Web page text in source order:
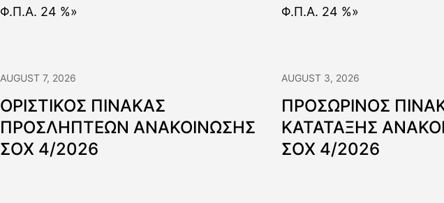
AUGUST 7, 2026
ΟΡΙΣΤΙΚΟΣ ΠΙΝΑΚΑΣ
ΠΡΟΣΛΗΠΤΕΩΝ ΑΝΑΚΟΙΝΩΣΗΣ
ΣΟΧ 4/2026
AUGUST 3, 2026
ΠΡΟΣΩΡΙΝΟΣ
ΚΑΤΑΤΑΞΗΣ
ΣΟΧ 4/2026